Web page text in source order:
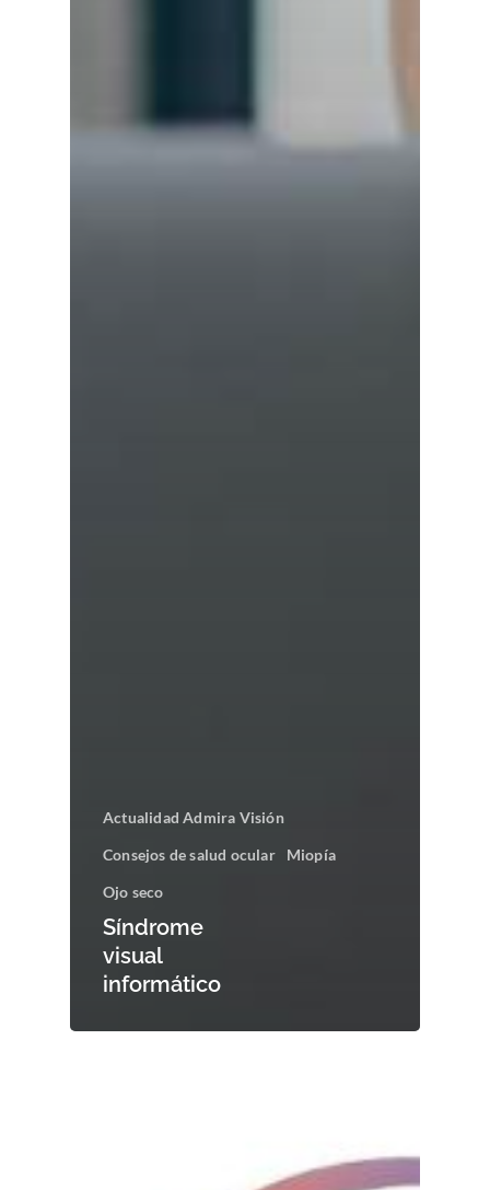
Actualidad Admira Visión
Consejos de salud ocular
Miopía
Ojo seco
Síndrome
visual
informático